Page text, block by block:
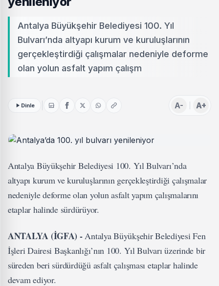
Antalya Büyükşehir Belediyesi 100. Yıl
Bulvarı’nda altyapı kurum ve kuruluşlarının
gerçekleştirdiği çalışmalar nedeniyle deforme
olan yolun asfalt yapım çalışm
Dinle A- A+
Antalya Büyükşehir Belediyesi 100. Yıl Bulvarı’nda
altyapı kurum ve kuruluşlarının gerçekleştirdiği çalışmalar
nedeniyle deforme olan yolun asfalt yapım çalışmalarını
etaplar halinde sürdürüyor.
ANTALYA (İGFA) -Antalya Büyükşehir Belediyesi Fen
İşleri Dairesi Başkanlığı’nın 100. Yıl Bulvarı üzerinde bir
süreden beri sürdürdüğü asfalt çalışması etaplar halinde
devam ediyor.